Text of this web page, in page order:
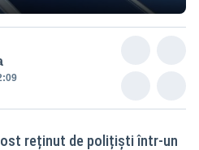
reținut de polițiști într-un